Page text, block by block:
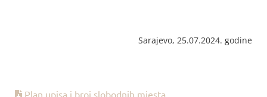
Sarajevo, 25.07.2024. godine
Plan upisa i broj slobodnih mjesta